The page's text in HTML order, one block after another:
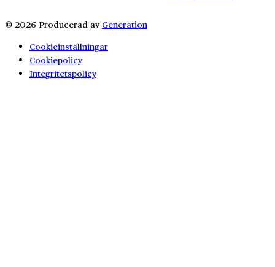
© 2026 Producerad av Generation
Cookieinställningar
Cookiepolicy
Integritetspolicy